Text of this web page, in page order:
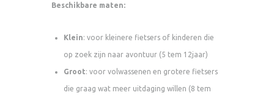
Beschikbare maten:
Klein: voor kleinere fietsers of kinderen die
op zoek zijn naar avontuur (5 tem 12jaar)
Groot: voor volwassenen en grotere fietsers
die graag wat meer uitdaging willen (8 tem